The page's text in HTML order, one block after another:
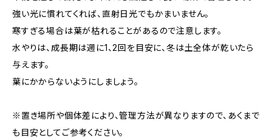
強い光に慣れてくれば、直射日光でもかまいません。
寒すぎる場合は葉が枯れることがあるので注意します。
水やりは、成長期は週に1、2回を目安に、冬は土全体が乾いたら
与えます。
葉にかからないようにしましょう。
※置き場所や個体差により、管理方法が異なりますので、あくまで
も目安としてご参考ください。